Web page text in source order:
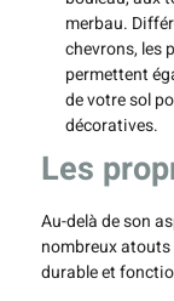
merbau.
chevrons, les
permettent
de votre sol
décoratives.
Les
Au-delà de son
nombreux
durable et